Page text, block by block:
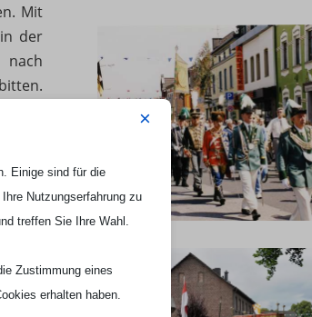
Mit
der
nach
den
in
vor
mit
×
Einige sind für die
Nutzungserfahrung zu
treffen Sie Ihre Wahl.
Zustimmung eines
erhalten haben.